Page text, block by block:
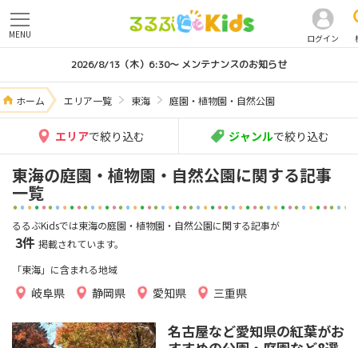
ログイン
MENU
2026/8/13（木）6:30～ メンテナンスのお知らせ
ホーム エリア一覧 東海 庭園・植物園・自然公園
エリアで絞り込む ジャンルで絞り込む
東海の庭園・植物園・自然公園に関する記事
一覧
るるぶKidsでは東海の庭園・植物園・自然公園に関する記事が
3件 掲載されています。
「東海」に含まれる地域
岐阜県 静岡県 愛知県 三重県
名古屋など愛知県の紅葉がお